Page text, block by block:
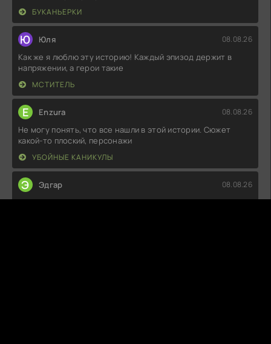
БУКАНЬЕРКИ
Ю Юля 08.08.26
Как же я люблю эту историю! Каждый эпизод держит в
напряжении, а герои такие
МСТИТЕЛЬ
E Enzura 08.08.26
Не могу понять, что все нашли в этой истории. Сюжет
какой-то плоский, персонажи
УБОЙНЫЕ КАНИКУЛЫ
Э Эдгар 08.08.26
Что-то у меня не сложилось с этой историей. Поначалу